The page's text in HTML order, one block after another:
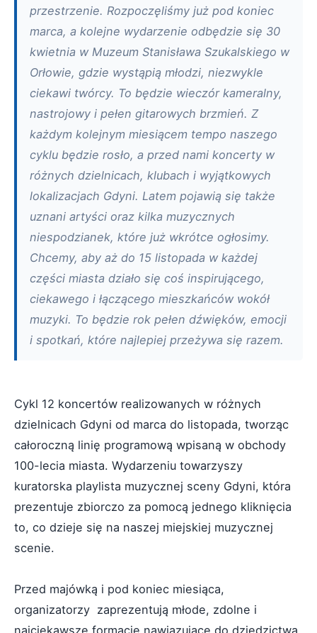
przestrzenie. Rozpoczęliśmy już pod koniec
marca, a kolejne wydarzenie odbędzie się 30
kwietnia w Muzeum Stanisława Szukalskiego w
Orłowie, gdzie wystąpią młodzi, niezwykle
ciekawi twórcy. To będzie wieczór kameralny,
nastrojowy i pełen gitarowych brzmień. Z
każdym kolejnym miesiącem tempo naszego
cyklu będzie rosło, a przed nami koncerty w
różnych dzielnicach, klubach i wyjątkowych
lokalizacjach Gdyni. Latem pojawią się także
uznani artyści oraz kilka muzycznych
niespodzianek, które już wkrótce ogłosimy.
Chcemy, aby aż do 15 listopada w każdej
części miasta działo się coś inspirującego,
ciekawego i łączącego mieszkańców wokół
muzyki. To będzie rok pełen dźwięków, emocji
i spotkań, które najlepiej przeżywa się razem.
Cykl 12 koncertów realizowanych w różnych
dzielnicach Gdyni od marca do listopada, tworząc
całoroczną linię programową wpisaną w obchody
100-lecia miasta. Wydarzeniu towarzyszy
kuratorska playlista muzycznej sceny Gdyni, która
prezentuje zbiorczo za pomocą jednego kliknięcia
to, co dzieje się na naszej miejskiej muzycznej
scenie.
Przed majówką i pod koniec miesiąca,
organizatorzy zaprezentują młode, zdolne i
najciekawsze formacje nawiązujące do dziedzictwa